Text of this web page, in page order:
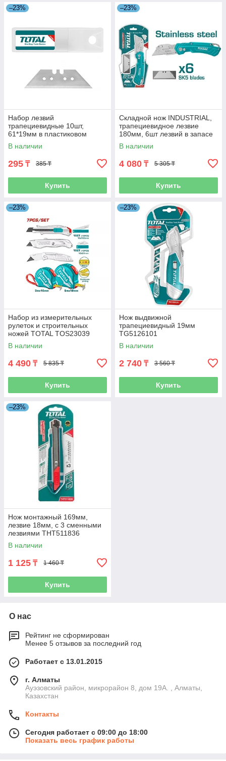
–23%
Набор лезвий
трапециевидные 10шт,
61*19мм в пластиковом
боксе
В наличии
295 ₸ 385 ₸
Купить
–23%
Складной нож INDUSTRIAL,
трапециевидное лезвие
180мм, 6шт лезвий в запасе
THT5136288
В наличии
4 080 ₸ 5 305 ₸
Купить
–23%
Набор из измерительных
рулеток и строительных
ножей TOTAL TOS23039
В наличии
4 490 ₸ 5 835 ₸
Купить
–23%
Нож выдвижной
трапециевидный 19мм
TG5126101
В наличии
2 740 ₸ 3 560 ₸
Купить
–23%
Нож монтажный 169мм,
лезвие 18мм, с 3 сменными
лезвиями THT511836
В наличии
1 125 ₸ 1 460 ₸
Купить
О нас
Рейтинг не сформирован
Менее 5 отзывов за последний год
Работает с 13.01.2015
г. Алматы
Ауэзовский район, микрорайон 8, дом 19А. , Алматы,
Казахстан
Контакты
Сегодня работает с 09:00 до 18:00
Показать весь график работы